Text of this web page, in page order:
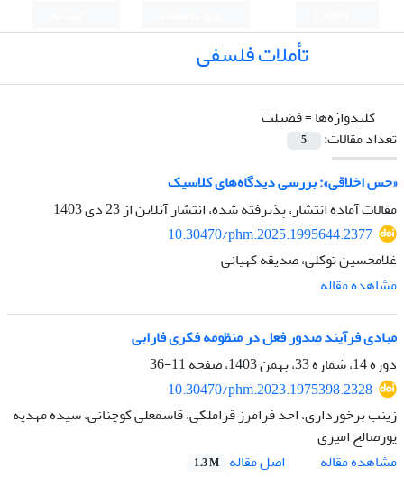
تأملات فلسفی
کلیدواژه‌ها =فضیلت
تعداد مقالات:
5
«حس اخلاقی»: بررسی دیدگاه‌های کلاسیک
مقالات آماده انتشار، پذیرفته شده، انتشار آنلاین از23 دی 1403
10.30470/phm.2025.1995644.2377
غلامحسین توکلی، صدیقه کهیانی
مشاهده مقاله
مبادی فرآیند صدور فعل در منظومه فکری فارابی
دوره 14، شماره 33، بهمن 1403، صفحه
11-36
10.30470/phm.2023.1975398.2328
زینب برخورداری، احد فرامرز قراملکی، قاسمعلی کوچنانی، سیده مهدیه
پورصالح امیری
مشاهده مقاله
اصل مقاله 1.3 M